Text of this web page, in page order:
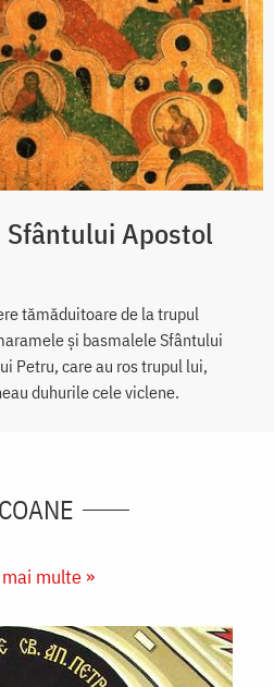
Apostol
tămăduitoare de la trupul
și basmalele Sfântului
Petru, care au ros trupul lui,
duhurile cele viclene.
multe »